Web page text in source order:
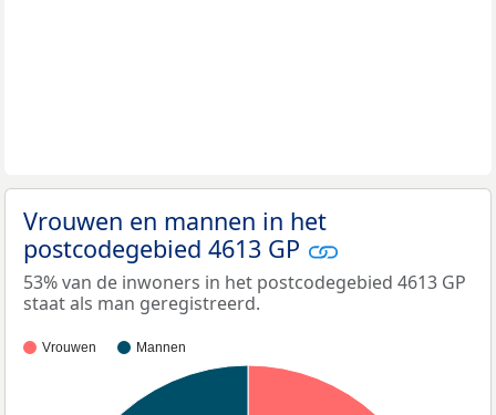
Vrouwen en mannen in het
postcodegebied 4613 GP
53% van de inwoners in het postcodegebied 4613 GP
staat als man geregistreerd.
Vrouwen Mannen